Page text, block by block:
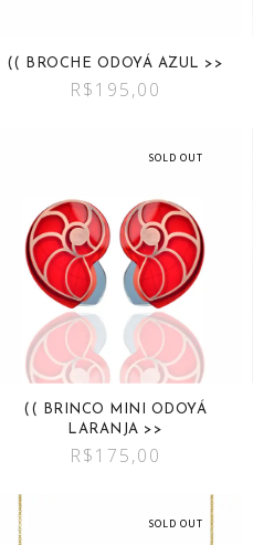
(( BROCHE ODOYÁ AZUL >>
R$195,00
SOLD OUT
(( BRINCO MINI ODOYÁ
LARANJA >>
R$175,00
SOLD OUT